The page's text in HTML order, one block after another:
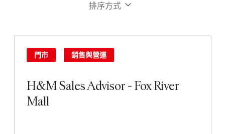
排序方式
H&M Sales Advisor - Fox River
Mall
門市 銷售與營運